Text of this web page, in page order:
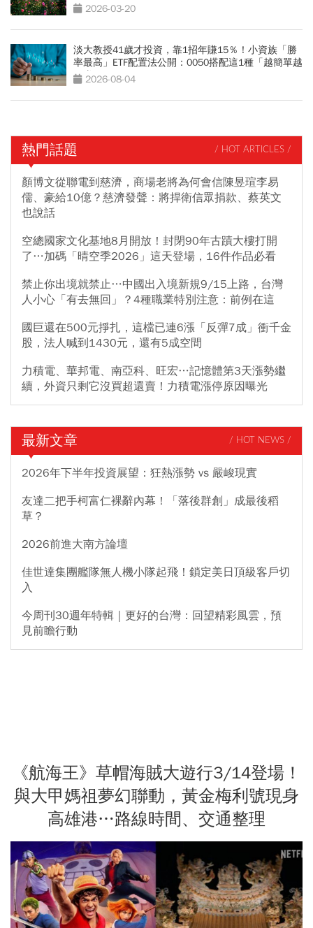
2026-03-20
淡大教授41歲才投資，靠1招年賺15％！小資族「勝
率最高」ETF配置法公開：0050搭配這1種「越簡單越
好賺」
2026-08-04
熱門話題 / HOT ARTICLES /
顏博文從聯電到慈濟，商場老將為何會信陳昱瑄李易
儒、豪給10億？慈濟發聲：將捍衛信眾捐款、蔡英文
也說話
空總國家文化基地8月開放！封閉90年古蹟大樓打開
了…加碼「晴空季2026」這天登場，16件作品必看
禁止你出境就禁止…中國出入境新規9/15上路，台灣
人小心「有去無回」？4種職業特別注意：前例在這
國巨還在500元掙扎，這檔已連6漲「反彈7成」衝千金
股，法人喊到1430元，還有5成空間
力積電、華邦電、南亞科、旺宏…記憶體第3天漲勢繼
續，外資只剩它沒買超還賣！力積電漲停原因曝光
最新文章 / HOT NEWS /
2026年下半年投資展望：狂熱漲勢 vs 嚴峻現實
友達二把手柯富仁裸辭內幕！「落後群創」成最後稻
草？
2026前進大南方論壇
佳世達集團艦隊無人機小隊起飛！鎖定美日頂級客戶切
入
今周刊30週年特輯｜更好的台灣：回望精彩風雲，預
見前瞻行動
《航海王》草帽海賊大遊行3/14登場！
與大甲媽祖夢幻聯動，黃金梅利號現身
高雄港…路線時間、交通整理